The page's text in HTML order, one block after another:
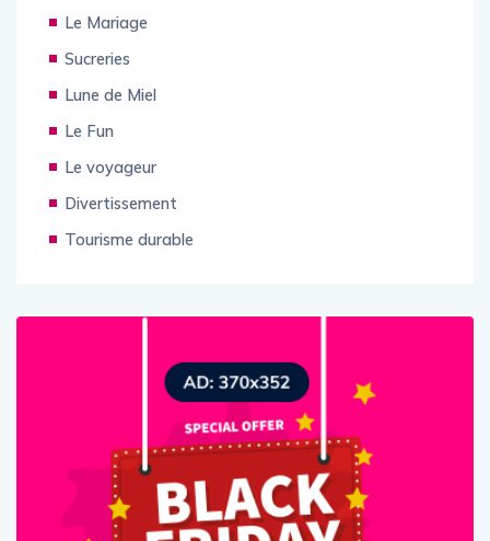
Le Mariage
Sucreries
Lune de Miel
Le Fun
Le voyageur
Divertissement
Tourisme durable